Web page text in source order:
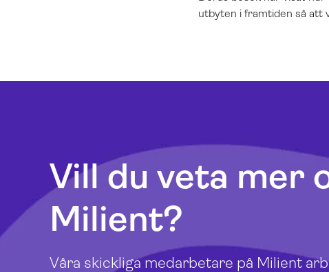
utbyten i framtiden så att
Vill du veta mer
Milient?
Våra skickliga medarbetare på Milient